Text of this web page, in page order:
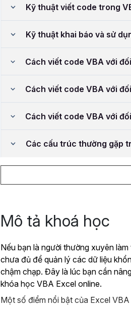
Kỹ thuật viết code trong
Kỹ thuật khai báo và sử
Cách viết code VBA với
Cách viết code VBA với
Cách viết code VBA với
Các cấu trúc thường gặp
Mô tả khoá học
Nếu bạn là người thường xuyên
chưa đủ để quản lý các dữ liệu
chậm chạp. Đây là lúc bạn cần
khóa học VBA Excel online.
Một số điểm nổi bật của Excel